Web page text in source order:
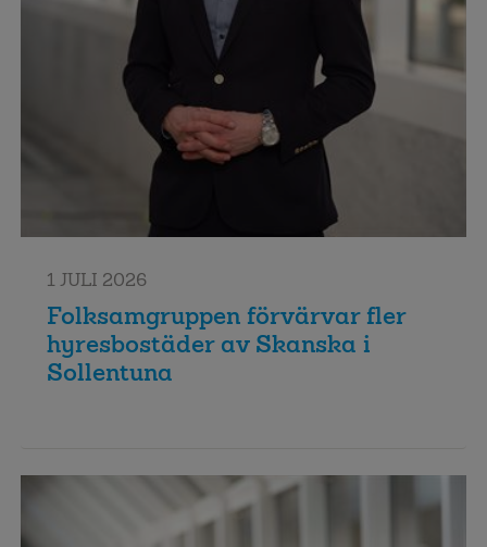
1 JULI 2026
Folksamgruppen förvärvar fler
hyresbostäder av Skanska i
Sollentuna